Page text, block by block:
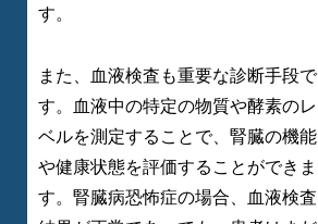
す。
また、血液検査も重要な診断手段で
す。血液中の特定の物質や酵素のレ
ベルを測定することで、腎臓の機能
や健康状態を評価することができま
す。腎臓病恐怖症の場合、血液検査